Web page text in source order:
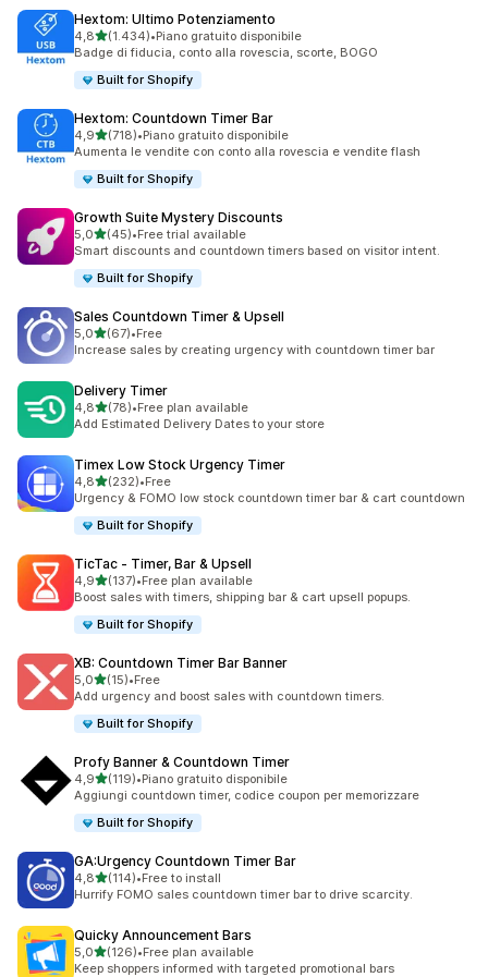
Hextom: Ultimo Potenziamento
4,8stelle su 5
(1.434)
1434 recensioni totali
•Piano gratuito disponibile
Badge di fiducia, conto alla rovescia, scorte, BOGO
Built for Shopify
Hextom: Countdown Timer Bar
4,9stelle su 5
(718)
718 recensioni totali
•Piano gratuito disponibile
Aumenta le vendite con conto alla rovescia e vendite flash
Built for Shopify
Growth Suite Mystery Discounts
5,0stelle su 5
(45)
45 recensioni totali
•Free trial available
Smart discounts and countdown timers based on visitor intent.
Built for Shopify
Sales Countdown Timer & Upsell
5,0stelle su 5
(67)
67 recensioni totali
•Free
Increase sales by creating urgency with countdown timer bar
Delivery Timer
4,8stelle su 5
(78)
78 recensioni totali
•Free plan available
Add Estimated Delivery Dates to your store
Timex Low Stock Urgency Timer
4,8stelle su 5
(232)
232 recensioni totali
•Free
Urgency & FOMO low stock countdown timer bar & cart countdown
Built for Shopify
TicTac ‑ Timer, Bar & Upsell
4,9stelle su 5
(137)
137 recensioni totali
•Free plan available
Boost sales with timers, shipping bar & cart upsell popups.
Built for Shopify
XB: Countdown Timer Bar Banner
5,0stelle su 5
(15)
15 recensioni totali
•Free
Add urgency and boost sales with countdown timers.
Built for Shopify
Profy Banner & Countdown Timer
4,9stelle su 5
(119)
119 recensioni totali
•Piano gratuito disponibile
Aggiungi countdown timer, codice coupon per memorizzare
Built for Shopify
GA:Urgency Countdown Timer Bar
4,8stelle su 5
(114)
114 recensioni totali
•Free to install
Hurrify FOMO sales countdown timer bar to drive scarcity.
Quicky Announcement Bars
5,0stelle su 5
(126)
126 recensioni totali
•Free plan available
Keep shoppers informed with targeted promotional bars